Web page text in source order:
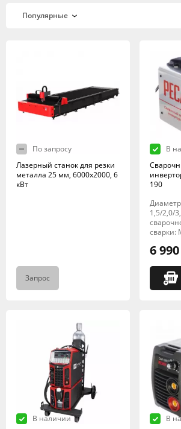
По запросу
Лазерный станок для резки
металла 25 мм, 6000х2000, 6
кВт
Запрос
В
190
1,5/2,0/
сварки:
6
В наличии
В